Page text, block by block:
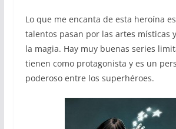
Lo que me encanta de esta heroína
talentos pasan por las artes místicas
la magia. Hay muy buenas series
tienen como protagonista y es un
poderoso entre los superhéroes.